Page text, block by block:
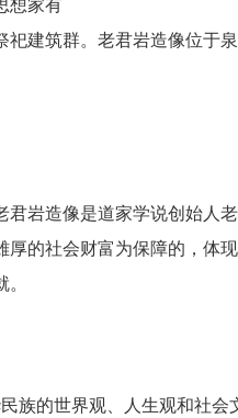
想家有
建筑群。老君岩造像位于
岩造像是道家学说创始人
的社会财富为保障的，体
族的世界观、人生观和社